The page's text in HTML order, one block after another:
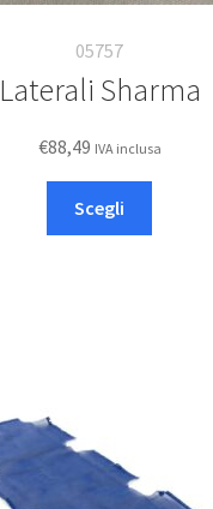
05757
Laterali Sharma
€88,49 IVA inclusa
Scegli
nella